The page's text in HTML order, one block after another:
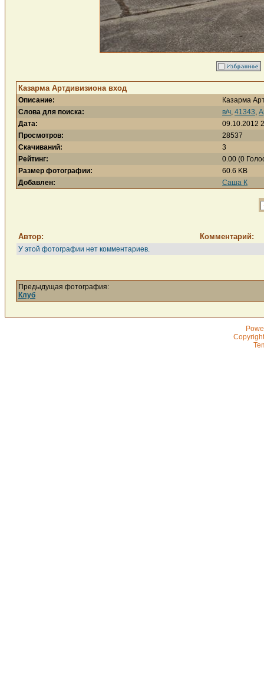
Казарма Артдивизиона вход
Описание:
Казарма
Слова для поиска:
в/ч, 41343,
Дата:
09.10.2012
Просмотров:
28537
Скачиваний:
3
Рейтинг:
0.00 (0
Размер фотографии:
60.6 KB
Добавлен:
Саша К
Автор: Комментарий:
У этой фотографии нет комментариев.
Предыдущая фотография:
Клуб